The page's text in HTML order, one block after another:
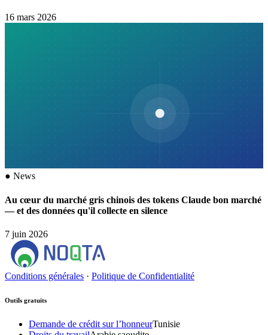
16 mars 2026
● News
Au cœur du marché gris chinois des tokens Claude bon marché
— et des données qu'il collecte en silence
7 juin 2026
Conditions générales · Politique de Confidentialité
Outils gratuits
Demande de crédit sur l’honneurTunisie